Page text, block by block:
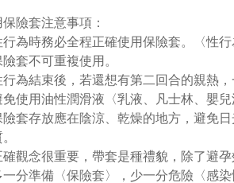
險套注意事項：
為時務必全程正確使用保險套。〈性行
套不可重複使用。
為結束後，若還想有第二回合的親熱，
使用油性潤滑液〈乳液、凡士林、嬰
套存放應在陰涼、乾燥的地方，避免
觀念很重要，帶套是種禮貌，除了避孕
分準備〈保險套〉，少一分危險〈感染